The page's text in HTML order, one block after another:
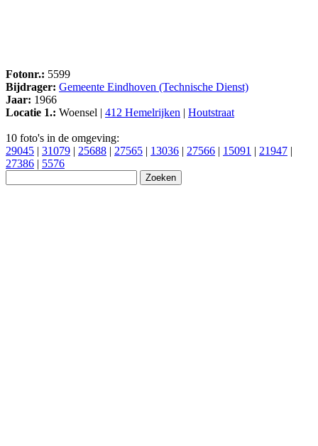
Fotonr.: 5599
Bijdrager: Gemeente Eindhoven (Technische Dienst)
Jaar: 1966
Locatie 1.: Woensel | 412 Hemelrijken | Houtstraat
10 foto's in de omgeving:
29045 | 31079 | 25688 | 27565 | 13036 | 27566 | 15091 | 21947 |
27386 | 5576